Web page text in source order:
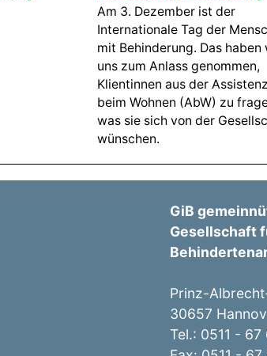
Am 3. Dezember ist der
Internationale Tag der
mit Behinderung. Das haben
uns zum Anlass genommen,
Klientinnen aus der Assistenz
beim Wohnen (AbW) zu
was sie sich von der
wünschen.
GiB
Gesellschaft
Prinz-
30657
Tel.: 0511 -